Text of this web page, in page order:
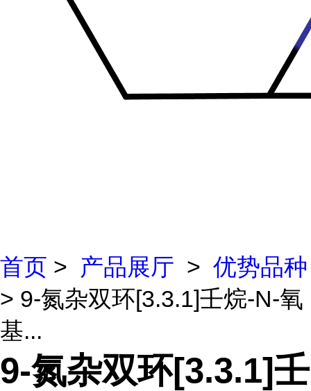
首页 > 产品展厅 > 优势品种
> 9-氮杂双环[3.3.1]壬烷-N-氧
基...
9-氮杂双环[3.3.1]壬